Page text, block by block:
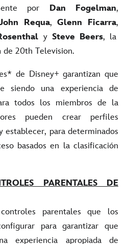
por Dan Fogelman,
Requa,Glenn Ficarra,
ySteve Beers, la
de 20th Television.
de Disney+ garantizan que
siendo una experiencia de
todos los miembros de la
pueden crear perfiles
establecer, para determinados
basados en la clasificación
PARENTALES DE
parentales que los
para garantizar que
experiencia apropiada de